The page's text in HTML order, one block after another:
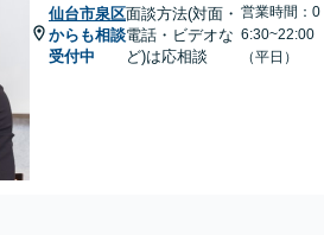
仙台市泉区
からも相談
受付中
面談方法(対面・
電話・ビデオな
ど)は応相談
営業時間：0
6:30~22:00
（平日）